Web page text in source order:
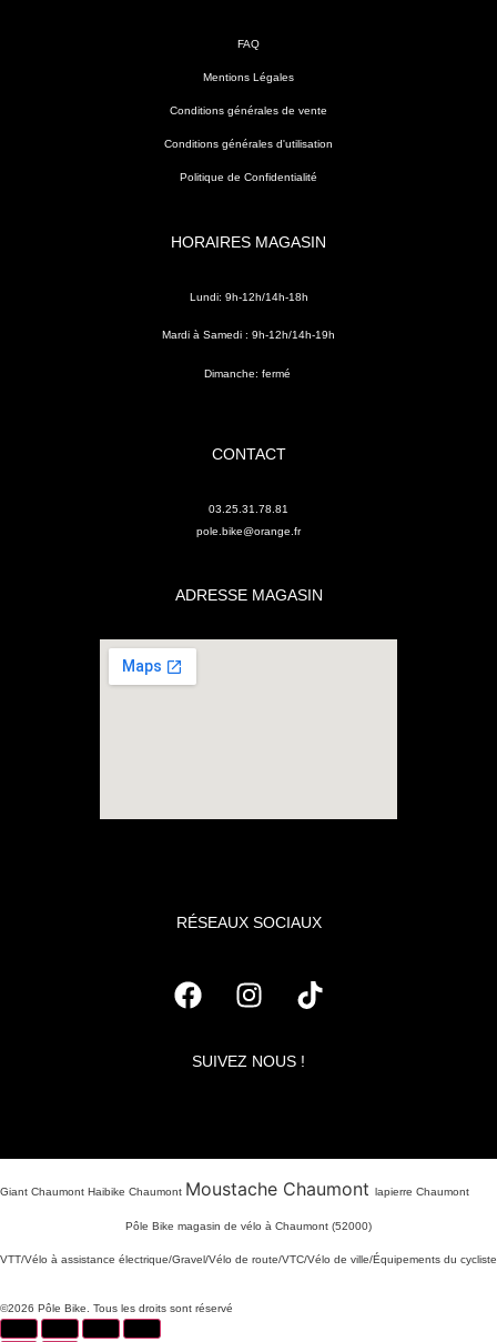
FAQ
Mentions Légales
Conditions générales de vente
Conditions générales d'utilisation
Politique de Confidentialité
HORAIRES MAGASIN
Lundi: 9h-12h/14h-18h
Mardi à Samedi : 9h-12h/14h-19h
Dimanche: fermé
CONTACT
03.25.31.78.81
pole.bike@orange.fr
ADRESSE MAGASIN
RÉSEAUX SOCIAUX
SUIVEZ NOUS !
Giant Chaumont Haibike Chaumont Moustache Chaumont lapierre Chaumont
Pôle Bike magasin de vélo à Chaumont (52000)
VTT/Vélo à assistance électrique/Gravel/Vélo de route/VTC/Vélo de ville/Équipements du cycliste
©2026 Pôle Bike. Tous les droits sont réservé